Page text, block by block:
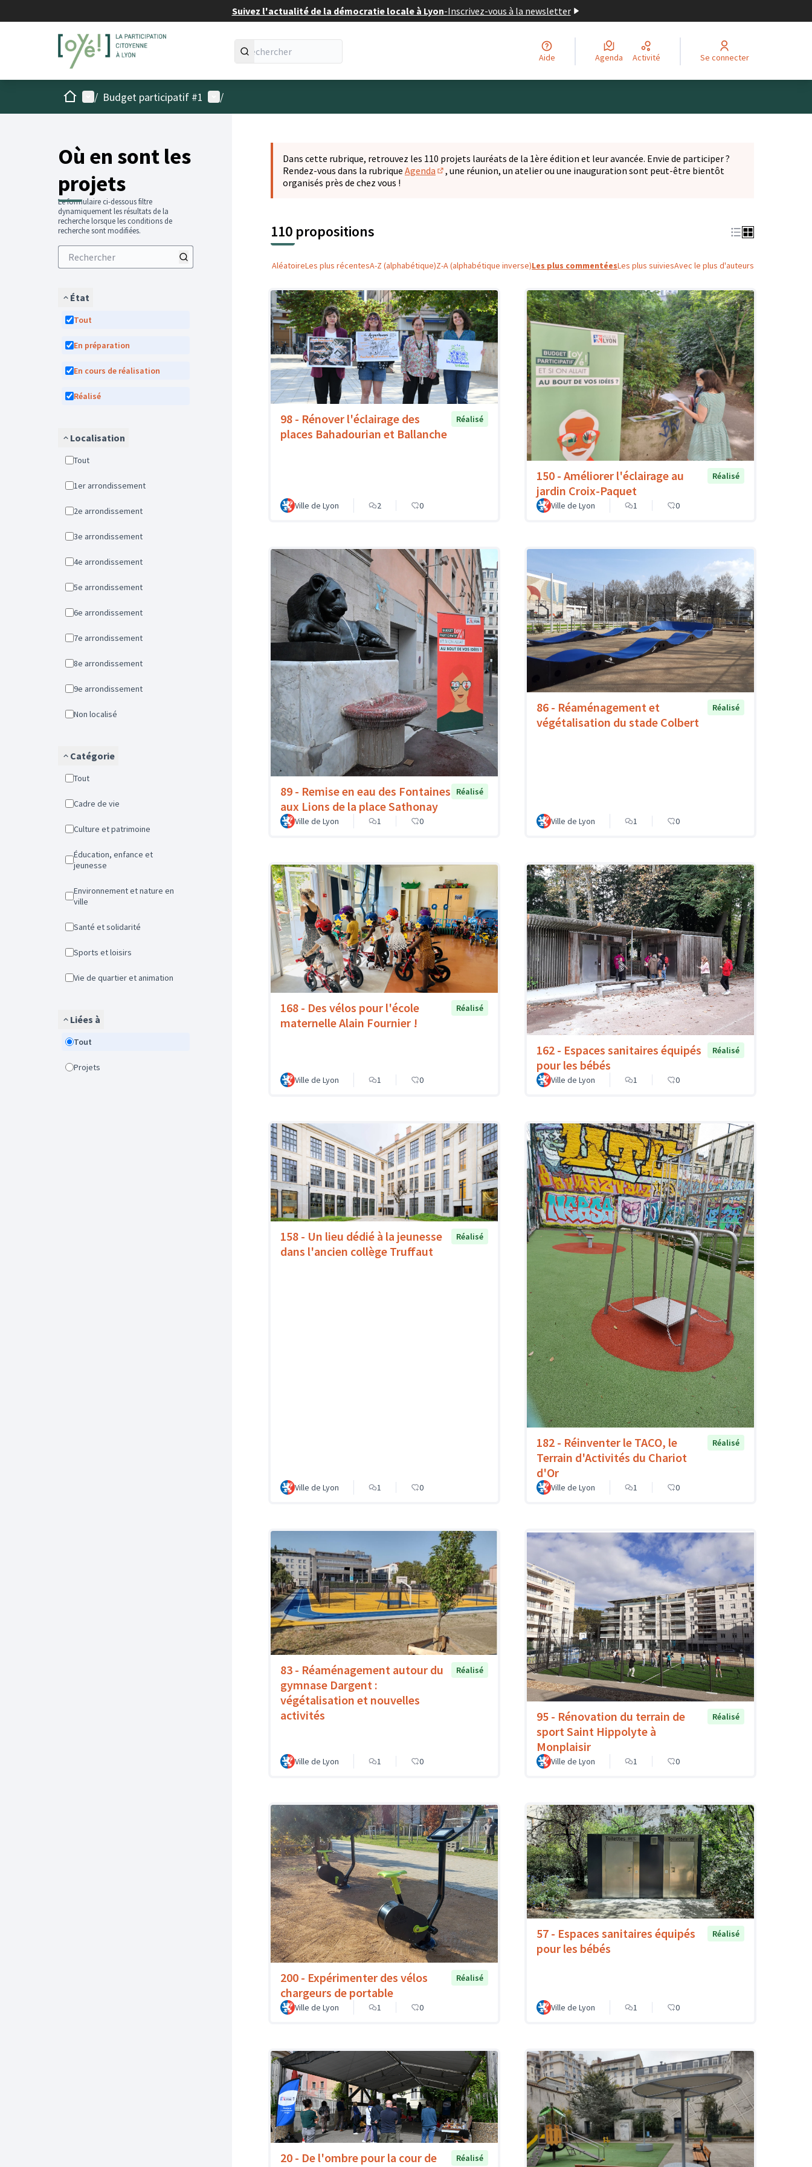
Suivez l'actualité de la démocratie locale à Lyon-Inscrivez-vous à la newsletter
Aide Agenda Activité Se connecter
AccueilMenu principal
/ Budget participatif #1 Menu utilisateur
/
Où en sont les
projets
Le formulaire ci-dessous filtre
dynamiquement les résultats de la
recherche lorsque les conditions de
recherche sont modifiées.
État
Tout
En préparation
En cours de réalisation
Réalisé
Localisation
Tout
1er arrondissement
2e arrondissement
3e arrondissement
4e arrondissement
5e arrondissement
6e arrondissement
7e arrondissement
8e arrondissement
9e arrondissement
Non localisé
Catégorie
Tout
Cadre de vie
Culture et patrimoine
Éducation, enfance et
jeunesse
Environnement et nature en
ville
Santé et solidarité
Sports et loisirs
Vie de quartier et animation
Liées à
Tout
Projets
Dans cette rubrique, retrouvez les 110 projets lauréats de la 1ère édition et leur avancée. Envie de participer ?
Rendez-vous dans la rubrique Agenda
(S'ouvre dans un nouvel onglet)
, une réunion, un atelier ou une inauguration sont peut-être bientôt
organisés près de chez vous !
110 propositions
AléatoireLes plus récentesA-Z (alphabétique)Z-A (alphabétique inverse)Les plus commentéesLes plus suiviesAvec le plus d'auteurs
98 - Rénover l'éclairage des
places Bahadourian et Ballanche
Réalisé
Ville de Lyon 2 0
150 - Améliorer l'éclairage au
jardin Croix-Paquet
Réalisé
Ville de Lyon 1 0
89 - Remise en eau des Fontaines
aux Lions de la place Sathonay
Réalisé
Ville de Lyon 1 0
86 - Réaménagement et
végétalisation du stade Colbert
Réalisé
Ville de Lyon 1 0
168 - Des vélos pour l'école
maternelle Alain Fournier !
Réalisé
Ville de Lyon 1 0
162 - Espaces sanitaires équipés
pour les bébés
Réalisé
Ville de Lyon 1 0
158 - Un lieu dédié à la jeunesse
dans l'ancien collège Truffaut
Réalisé
Ville de Lyon 1 0
182 - Réinventer le TACO, le
Terrain d'Activités du Chariot
d'Or
Réalisé
Ville de Lyon 1 0
83 - Réaménagement autour du
gymnase Dargent :
végétalisation et nouvelles
activités
Réalisé
Ville de Lyon 1 0
95 - Rénovation du terrain de
sport Saint Hippolyte à
Monplaisir
Réalisé
Ville de Lyon 1 0
200 - Expérimenter des vélos
chargeurs de portable
Réalisé
Ville de Lyon 1 0
57 - Espaces sanitaires équipés
pour les bébés
Réalisé
Ville de Lyon 1 0
20 - De l'ombre pour la cour de
Réalisé